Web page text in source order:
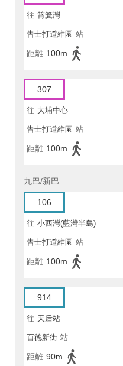
往 筲箕灣
告士打道維園 站
距離 100m
307
往 大埔中心
告士打道維園 站
距離 100m
九巴/新巴
106
往 小西灣(藍灣半島)
告士打道維園 站
距離 100m
914
往 天后站
百德新街 站
距離 90m